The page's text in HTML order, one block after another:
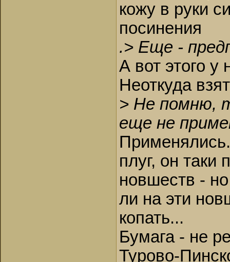
кожу в руки
посинения
.> Еще -
А вот этого
Неоткуда
> Не помню,
еще не
плуг, он таки
новшеств -
ли на эти
копать...
Бумага - не
Турово-